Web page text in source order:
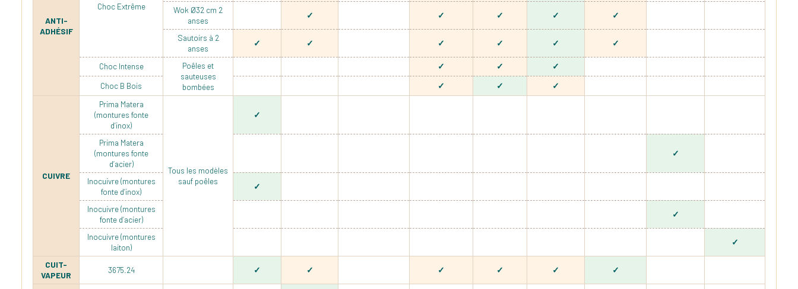
ANTI-
ADHÉSIF
Choc Extrême
Wok Ø32 cm 2
anses
Sautoirs à 2
anses
Choc Intense
Poêles et
sauteuses
bombées
Choc B Bois
CUIVRE
Prima Matera
(montures fonte
d’inox)
Tous les modèles
sauf poêles
Prima Matera
(montures fonte
d’acier)
Inocuivre (montures
fonte d’inox)
Inocuivre (montures
fonte d’acier)
Inocuivre (montures
laiton)
CUIT-
VAPEUR
3675.24